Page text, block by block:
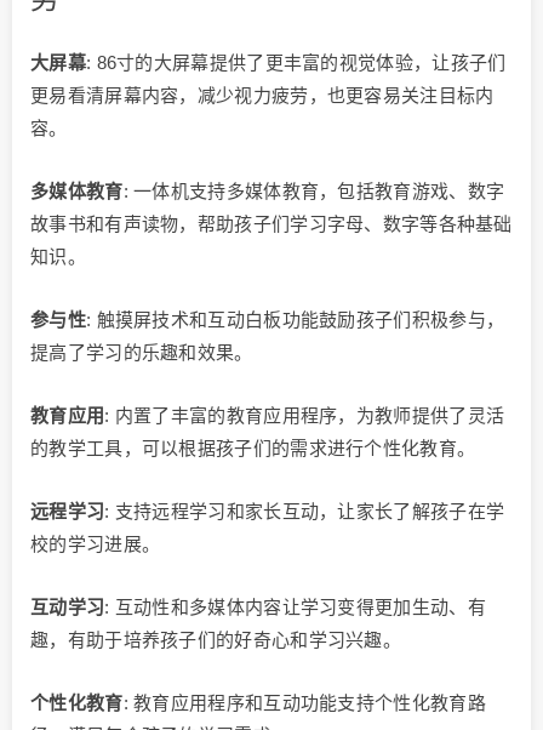
大屏幕: 86寸的大屏幕提供了更丰富的视觉体验，让孩子们
更易看清屏幕内容，减少视力疲劳，也更容易关注目标内
容。
多媒体教育: 一体机支持多媒体教育，包括教育游戏、数字
故事书和有声读物，帮助孩子们学习字母、数字等各种基础
知识。
参与性: 触摸屏技术和互动白板功能鼓励孩子们积极参与，
提高了学习的乐趣和效果。
教育应用: 内置了丰富的教育应用程序，为教师提供了灵活
的教学工具，可以根据孩子们的需求进行个性化教育。
远程学习: 支持远程学习和家长互动，让家长了解孩子在学
校的学习进展。
互动学习: 互动性和多媒体内容让学习变得更加生动、有
趣，有助于培养孩子们的好奇心和学习兴趣。
个性化教育: 教育应用程序和互动功能支持个性化教育路